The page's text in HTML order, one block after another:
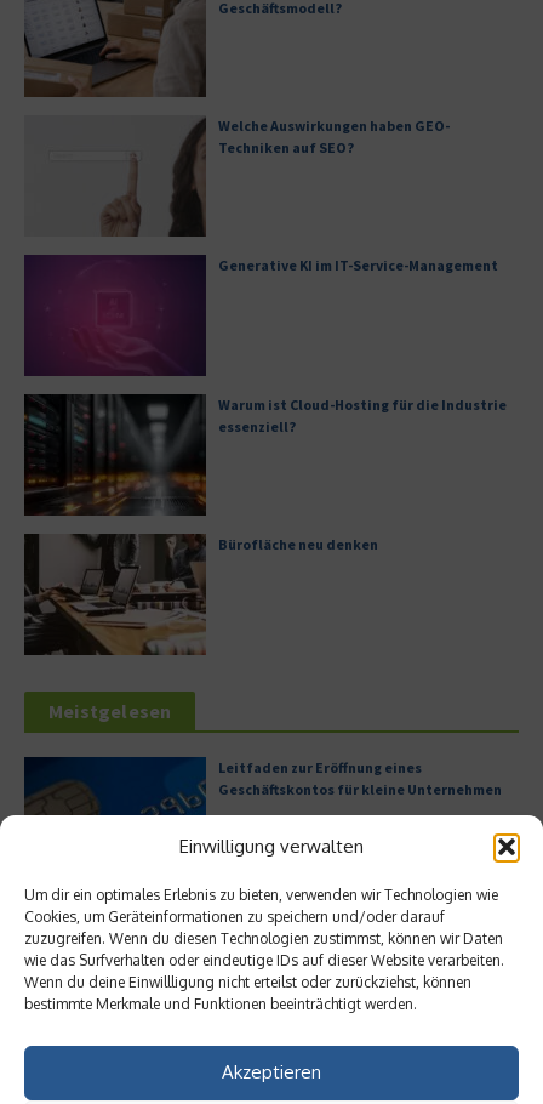
Einwilligung verwalten
Um dir ein optimales Erlebnis zu bieten, verwenden wir Technologien wie
Cookies, um Geräteinformationen zu speichern und/oder darauf
zuzugreifen. Wenn du diesen Technologien zustimmst, können wir Daten
wie das Surfverhalten oder eindeutige IDs auf dieser Website verarbeiten.
Wenn du deine Einwillligung nicht erteilst oder zurückziehst, können
bestimmte Merkmale und Funktionen beeinträchtigt werden.
Akzeptieren
Geschäftsmodell?
Welche Auswirkungen haben GEO-
Techniken auf SEO?
Generative KI im IT-Service-Management
Warum ist Cloud-Hosting für die Industrie
essenziell?
Bürofläche neu denken
Meistgelesen
Leitfaden zur Eröffnung eines
Geschäftskontos für kleine Unternehmen
Hilton Worldwide: Eine Ikone der globalen
Hotellerie im Wandel der Zeit
Digitalisierung als Wettbewerbsvorteil